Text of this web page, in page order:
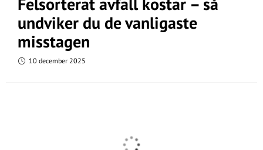
undviker du de vanligaste
misstagen
10 december 2025